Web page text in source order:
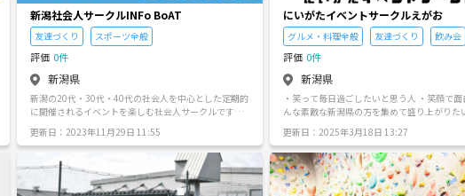
新潟社会人サークルINFo BoAT
友達づくり スポーツ全般
評価 0件
新潟県
新潟の20代・30代・40代の社会人を中心とした定期的
に開催されるイベントを楽しむ社会人サークルです。
活・スポーツイベントを行っています。 毎週末、イベ
ントを企画しておりますので、お気軽に遊びに来てく
ださい(=ﾟωﾟ)ﾉ
更新日：2023年11月29日 11:55
にいがたイベントサークルえがお
グルメ・料理全般 友達づくり 飲み会
評価 0件
新潟県
・笑って毎日過ごしたいと思う人 ・笑顔で面
んな素敵な新潟県の方を集めて盛り上がりた
ず笑って帰れるそんな雰囲気のサークルです😂
更新日：2025年3月18日 13:27